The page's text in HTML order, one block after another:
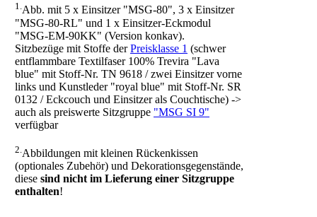
1.Abb. mit 5 x Einsitzer "MSG-80", 3 x Einsitzer
"MSG-80-RL" und 1 x Einsitzer-Eckmodul
"MSG-EM-90KK" (Version konkav).
Sitzbezüge mit Stoffe derPreisklasse 1 (schwer
entflammbare Textilfaser 100% Trevira "Lava
blue" mit Stoff-Nr. TN 9618 / zwei Einsitzer vorne
links und Kunstleder "royal blue" mit Stoff-Nr. SR
0132 / Eckcouch und Einsitzer als Couchtische) ->
auch als preiswerte Sitzgruppe "MSG SI 9"
verfügbar
2. Abbildungen mit kleinen Rückenkissen
(optionales Zubehör) und Dekorationsgegenstände,
diese sind nicht im Lieferung einer Sitzgruppe
enthalten!